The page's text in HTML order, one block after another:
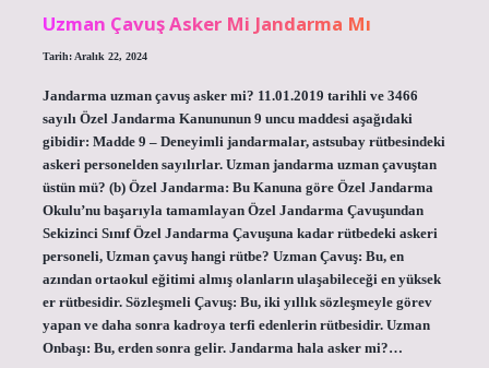
Uzman Çavuş Asker Mi Jandarma Mı
Tarih: Aralık 22, 2024
Jandarma uzman çavuş asker mi? 11.01.2019 tarihli ve 3466
sayılı Özel Jandarma Kanununun 9 uncu maddesi aşağıdaki
gibidir: Madde 9 – Deneyimli jandarmalar, astsubay rütbesindeki
askeri personelden sayılırlar. Uzman jandarma uzman çavuştan
üstün mü? (b) Özel Jandarma: Bu Kanuna göre Özel Jandarma
Okulu’nu başarıyla tamamlayan Özel Jandarma Çavuşundan
Sekizinci Sınıf Özel Jandarma Çavuşuna kadar rütbedeki askeri
personeli, Uzman çavuş hangi rütbe? Uzman Çavuş: Bu, en
azından ortaokul eğitimi almış olanların ulaşabileceği en yüksek
er rütbesidir. Sözleşmeli Çavuş: Bu, iki yıllık sözleşmeyle görev
yapan ve daha sonra kadroya terfi edenlerin rütbesidir. Uzman
Onbaşı: Bu, erden sonra gelir. Jandarma hala asker mi?…